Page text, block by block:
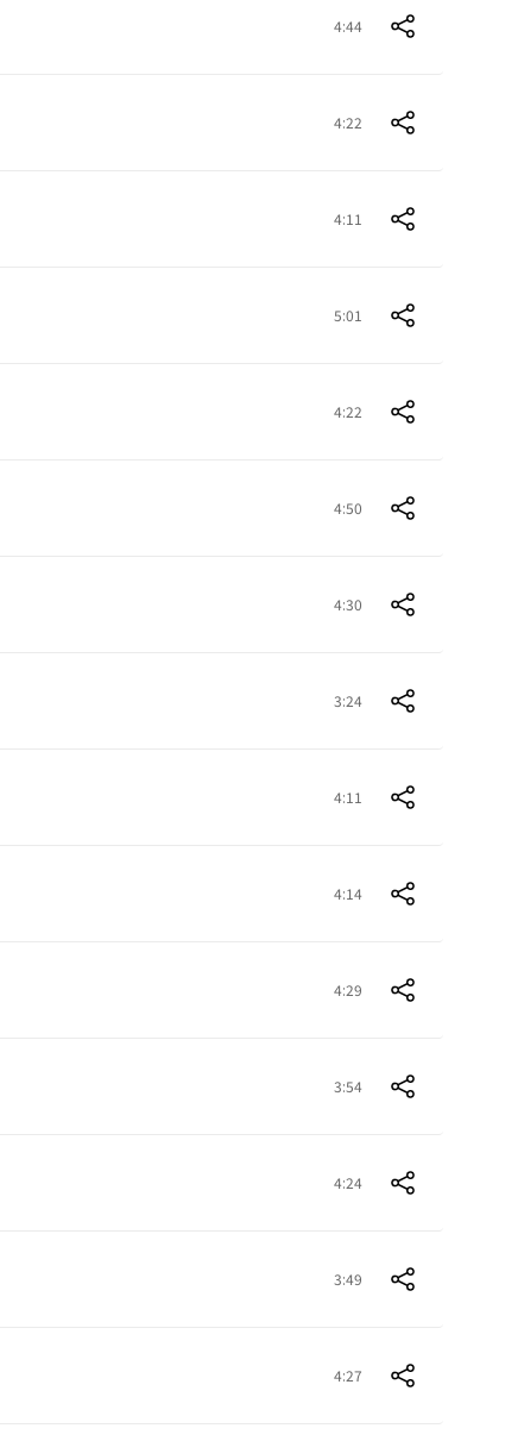
4:44
4:22
4:11
5:01
4:22
4:50
4:30
3:24
4:11
4:14
4:29
3:54
4:24
3:49
4:27